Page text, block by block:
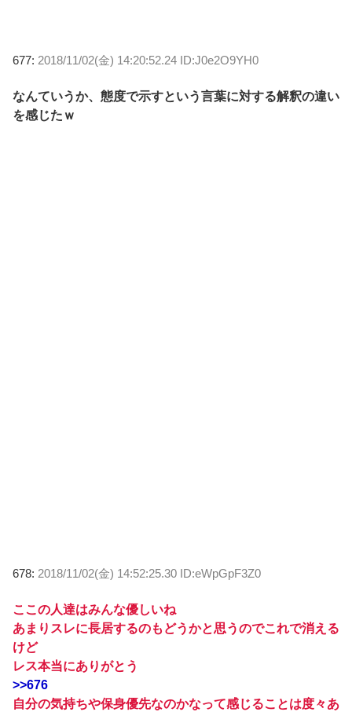
677: 2018/11/02(金) 14:20:52.24 ID:J0e2O9YH0
なんていうか、態度で示すという言葉に対する解釈の違い
を感じたｗ
678: 2018/11/02(金) 14:52:25.30 ID:eWpGpF3Z0
ここの人達はみんな優しいね
あまりスレに長居するのもどうかと思うのでこれで消える
けど
レス本当にありがとう
>>676
自分の気持ちや保身優先なのかなって感じることは度々あ